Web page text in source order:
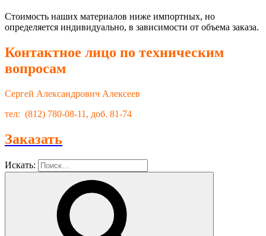
Стоимость наших материалов ниже импортных, но
определяется индивидуально, в зависимости от объема заказа.
Контактное лицо по техническим
вопросам
Сергей Александрович Алексеев
тел: (812) 780-08-11, доб. 81-74
Заказать
Искать: